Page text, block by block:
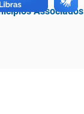
Associados